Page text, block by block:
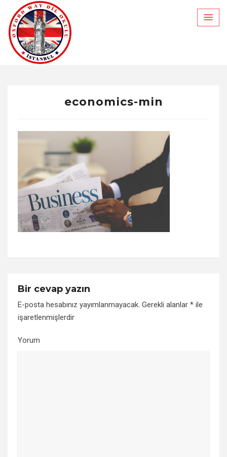
content
economics-min
Bir cevap yazın
E-posta hesabınız yayımlanmayacak. Gerekli alanlar * ile
işaretlenmişlerdir
Yorum